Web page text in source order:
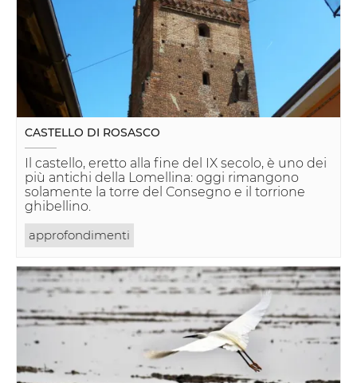
CASTELLO DI ROSASCO
Il castello, eretto alla fine del IX secolo, è uno dei
più antichi della Lomellina: oggi rimangono
solamente la torre del Consegno e il torrione
ghibellino.
approfondimenti